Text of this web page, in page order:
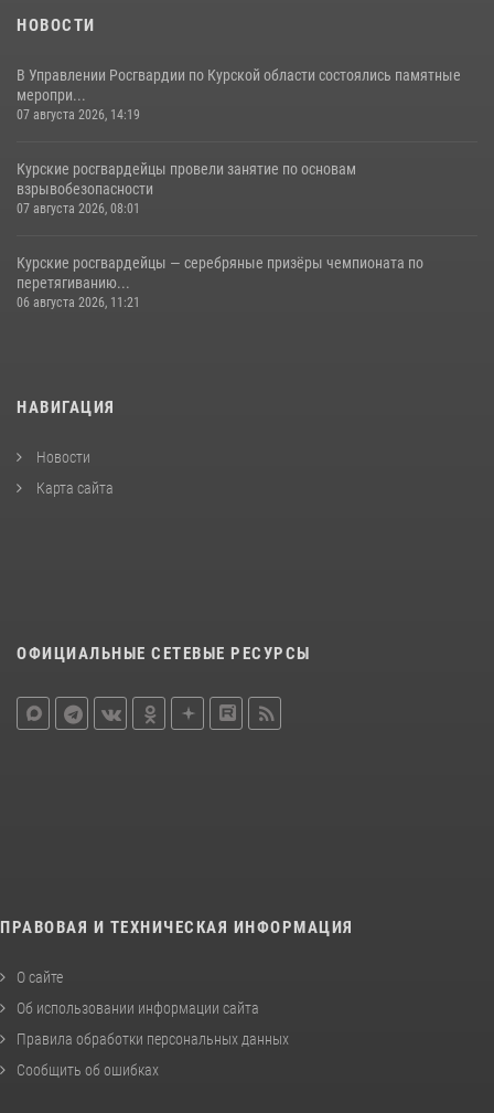
НОВОСТИ
В Управлении Росгвардии по Курской области состоялись памятные
меропри...
07 августа 2026, 14:19
Курские росгвардейцы провели занятие по основам
взрывобезопасности
07 августа 2026, 08:01
Курские росгвардейцы — серебряные призёры чемпионата по
перетягиванию...
06 августа 2026, 11:21
НАВИГАЦИЯ
Новости
Карта сайта
ОФИЦИАЛЬНЫЕ СЕТЕВЫЕ РЕСУРСЫ
ПРАВОВАЯ И ТЕХНИЧЕСКАЯ ИНФОРМАЦИЯ
О сайте
Об использовании информации сайта
Правила обработки персональных данных
Сообщить об ошибках